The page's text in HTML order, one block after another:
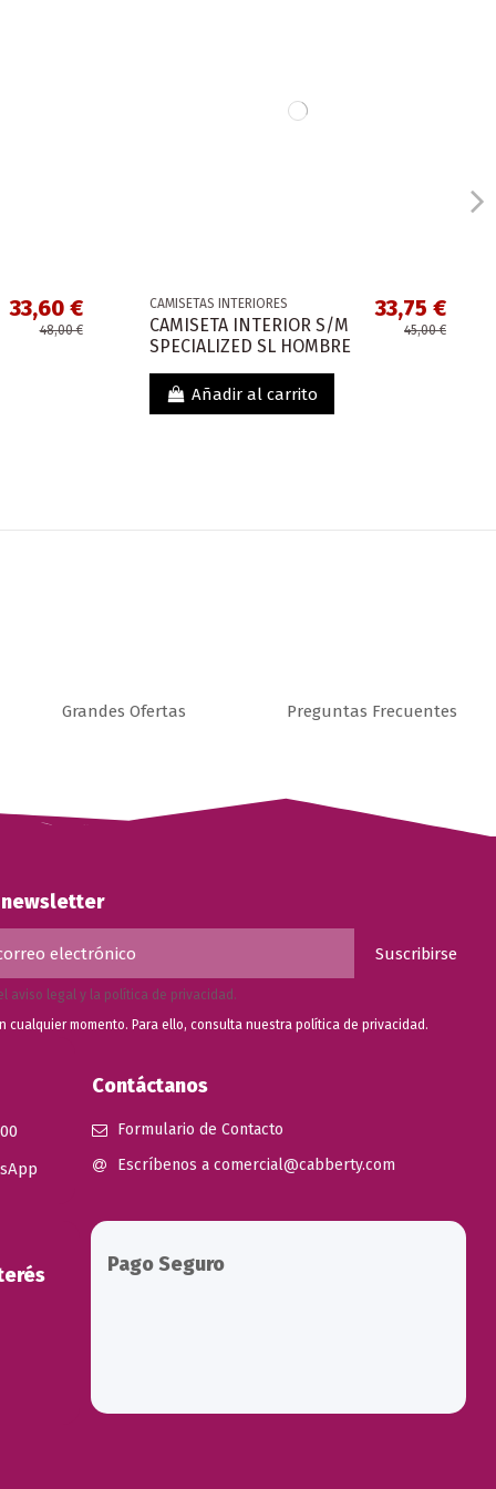
33,60 €
48,00 €
CAMISETAS INTERIORES
CAMISETA INTERIOR S/M
SPECIALIZED SL HOMBRE
33,75 €
45,00 €
Añadir al carrito
Grandes Ofertas Preguntas Frecuentes
newsletter
aviso legaly la política de privacidad .
cualquier momento. Para ello, consulta nuestrapolítica de privacidad.
Contáctanos
Formulario de Contacto
Escríbenos a comercial@cabberty.com
Pago Seguro